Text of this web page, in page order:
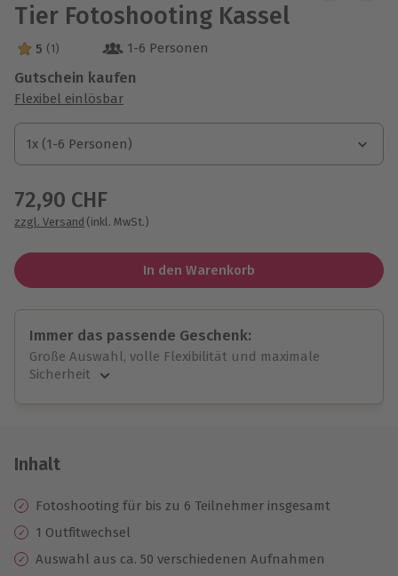
Tier Fotoshooting Kassel
5 Sterne von 5 aus 1 Bewertungen
5 (1) 1-6 Personen
Gutschein kaufen
Flexibel einlösbar
1x (1-6 Personen)
1x (1-6 Personen)
1x (1-6 Personen)
72,90 CHF
zzgl. Versand (inkl. MwSt.)
In den Warenkorb
Immer das passende Geschenk:
Große Auswahl, volle Flexibilität und maximale
Sicherheit
Jeder Gutschein für alle Erlebnisse einlösbar.
10 Jahre gültig & verlängerbar.
Inhalt
Fotoshooting für bis zu 6 Teilnehmer insgesamt
1 Outfitwechsel
Auswahl aus ca. 50 verschiedenen Aufnahmen